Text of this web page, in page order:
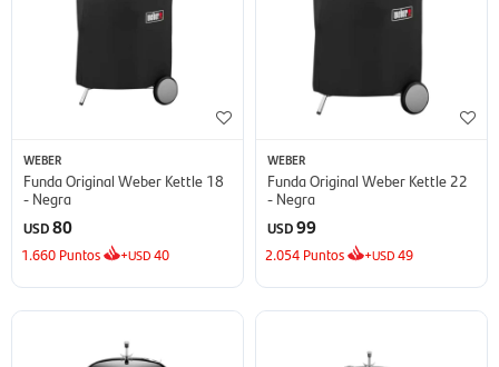
WEBER
Funda Original Weber Kettle 18
- Negra
USD80
1.660 Puntos +USD40
WEBER
Funda Original Weber Kettle 22
- Negra
USD99
2.054 Puntos +USD49